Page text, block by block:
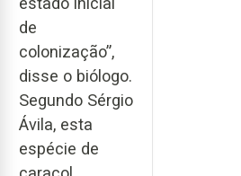
de
colonização”,
disse o biólogo.
Segundo Sérgio
Ávila, esta
espécie de